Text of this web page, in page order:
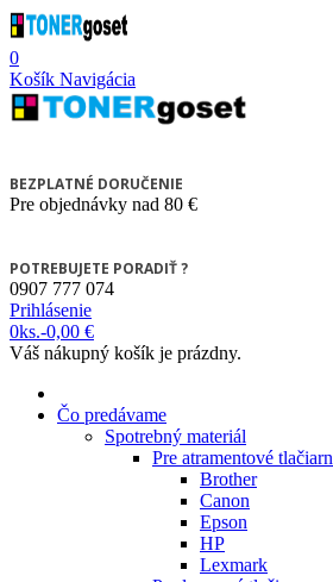
0
Košík Navigácia
BEZPLATNÉ DORUČENIE
Pre objednávky nad 80 €
POTREBUJETE PORADIŤ ?
0907 777 074
Prihlásenie
0ks.-0,00 €
Váš nákupný košík je prázdny.
Čo predávame
Spotrebný materiál
Pre atramentové
Brother
Canon
Epson
HP
Lexmark